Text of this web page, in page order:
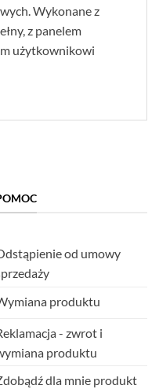
Wykonane z
z panelem
użytkownikowi
od umowy
produktu
- zwrot i
produktu
dla mnie produkt